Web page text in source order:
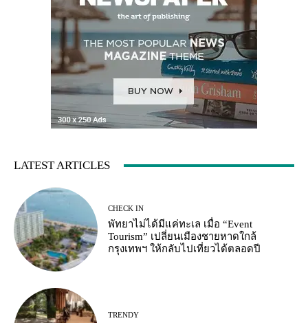
LATEST ARTICLES
CHECK IN
พัทยาไม่ได้มีแค่ทะเล เมื่อ “Event
Tourism” เปลี่ยนเมืองชายหาดใกล้
กรุงเทพฯ ให้กลับไปเที่ยวได้ตลอดปี
TRENDY